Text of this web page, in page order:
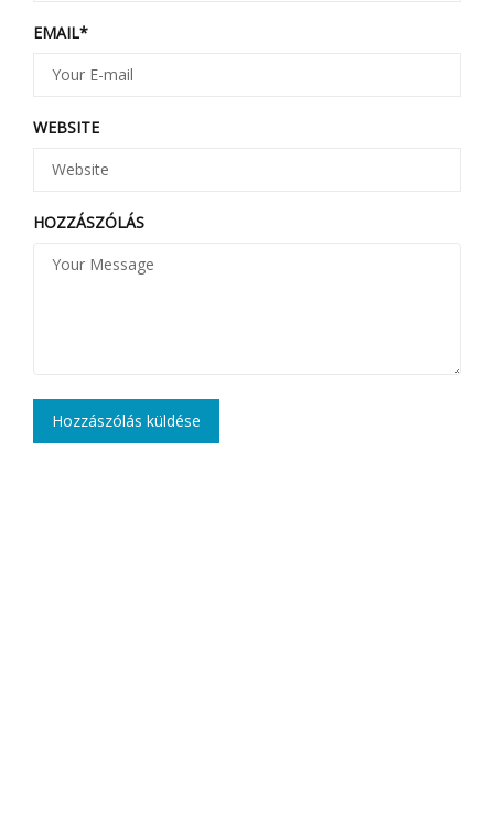
EMAIL*
WEBSITE
HOZZÁSZÓLÁS